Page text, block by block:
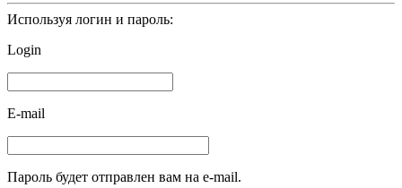
Используя логин и пароль:
Login
E-mail
Пароль будет отправлен вам на e-mail.